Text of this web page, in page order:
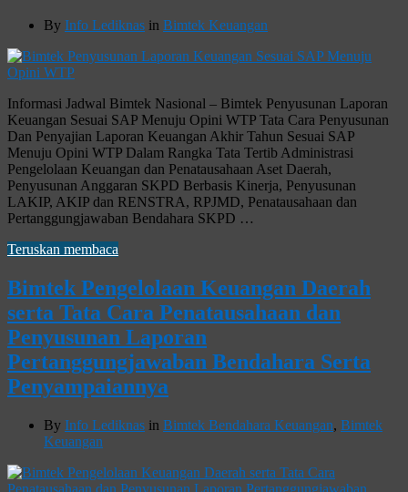
By Info Lediknas in Bimtek Keuangan
Informasi Jadwal Bimtek Nasional – Bimtek Penyusunan Laporan
Keuangan Sesuai SAP Menuju Opini WTP Tata Cara Penyusunan
Dan Penyajian Laporan Keuangan Akhir Tahun Sesuai SAP
Menuju Opini WTP Dalam Rangka Tata Tertib Administrasi
Pengelolaan Keuangan dan Penatausahaan Aset Daerah,
Penyusunan Anggaran SKPD Berbasis Kinerja, Penyusunan
LAKIP, AKIP dan RENSTRA, RPJMD, Penatausahaan dan
Pertanggungjawaban Bendahara SKPD …
Teruskan membaca
Bimtek Pengelolaan Keuangan Daerah
serta Tata Cara Penatausahaan dan
Penyusunan Laporan
Pertanggungjawaban Bendahara Serta
Penyampaiannya
By Info Lediknas in Bimtek Bendahara Keuangan, Bimtek
Keuangan